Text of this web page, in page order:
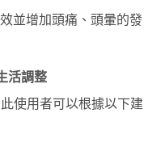
並增加頭痛、頭暈的發
活調整
使用者可以根據以下建